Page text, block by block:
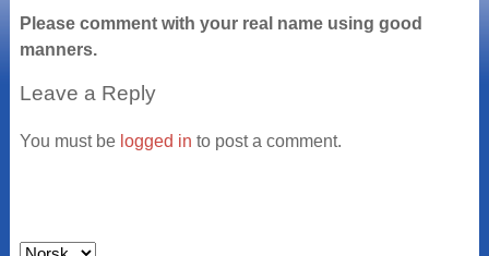
Please comment with your real name using good
manners.
Leave a Reply
You must be logged in to post a comment.